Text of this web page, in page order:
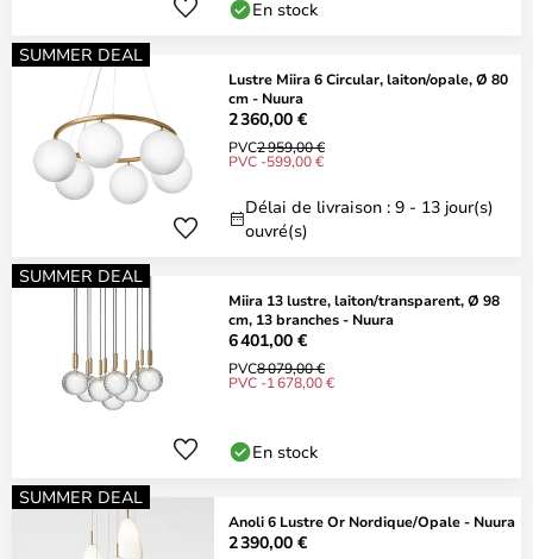
En stock
SUMMER DEAL
Lustre Miira 6 Circular, laiton/opale, Ø 80
cm - Nuura
2 360,00 €
PVC2 959,00 €
PVC -599,00 €
Délai de livraison : 9 - 13 jour(s)
ouvré(s)
SUMMER DEAL
Miira 13 lustre, laiton/transparent, Ø 98
cm, 13 branches - Nuura
6 401,00 €
PVC8 079,00 €
PVC -1 678,00 €
En stock
SUMMER DEAL
Anoli 6 Lustre Or Nordique/Opale - Nuura
2 390,00 €